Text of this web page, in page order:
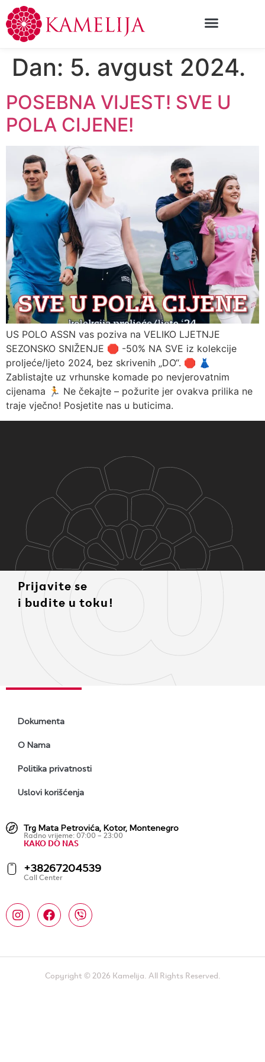
Dan: 5. avgust 2024.
POSEBNA VIJEST! SVE U
POLA CIJENE!
US POLO ASSN vas poziva na VELIKO LJETNJE
SEZONSKO SNIŽENJE 🛑 -50% NA SVE iz kolekcije
proljeće/ljeto 2024, bez skrivenih „DO“. 🛑 👗
Zablistajte uz vrhunske komade po nevjerovatnim
cijenama 🏃 Ne čekajte – požurite jer ovakva prilika ne
traje vječno! Posjetite nas u buticima.
Prijavite se
i budite u toku!
Dokumenta
O Nama
Politika privatnosti
Uslovi korišćenja
Trg Mata Petrovića, Kotor, Montenegro
Radno vrijeme: 07:00 – 23:00
KAKO DO NAS
+38267204539
Call Center
Copyright © 2026 Kamelija. All Rights Reserved.